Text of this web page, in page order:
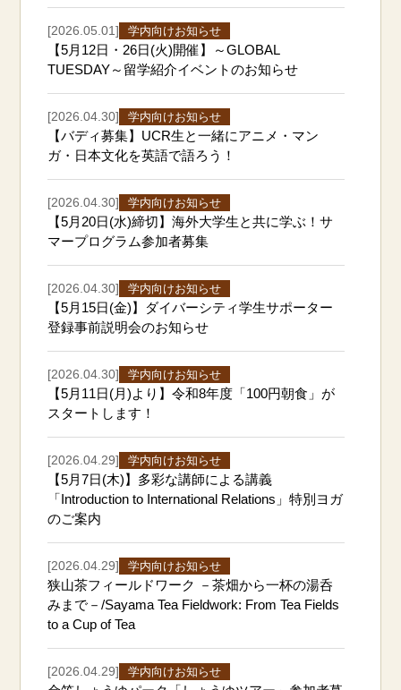
[2026.05.01] 学内向けお知らせ
【5月12日・26日(火)開催】～GLOBAL
TUESDAY～留学紹介イベントのお知らせ
[2026.04.30] 学内向けお知らせ
【バディ募集】UCR生と一緒にアニメ・マン
ガ・日本文化を英語で語ろう！
[2026.04.30] 学内向けお知らせ
【5月20日(水)締切】海外大学生と共に学ぶ！サ
マープログラム参加者募集
[2026.04.30] 学内向けお知らせ
【5月15日(金)】ダイバーシティ学生サポーター
登録事前説明会のお知らせ
[2026.04.30] 学内向けお知らせ
【5月11日(月)より】令和8年度「100円朝食」が
スタートします！
[2026.04.29] 学内向けお知らせ
【5月7日(木)】多彩な講師による講義
「Introduction to International Relations」特別ヨガ
のご案内
[2026.04.29] 学内向けお知らせ
狭山茶フィールドワーク －茶畑から一杯の湯呑
みまで－/Sayama Tea Fieldwork: From Tea Fields
to a Cup of Tea
[2026.04.29] 学内向けお知らせ